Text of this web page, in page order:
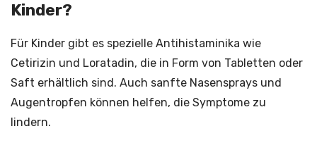
Kinder?
Für Kinder gibt es spezielle Antihistaminika wie
Cetirizin und Loratadin, die in Form von Tabletten oder
Saft erhältlich sind. Auch sanfte Nasensprays und
Augentropfen können helfen, die Symptome zu
lindern.